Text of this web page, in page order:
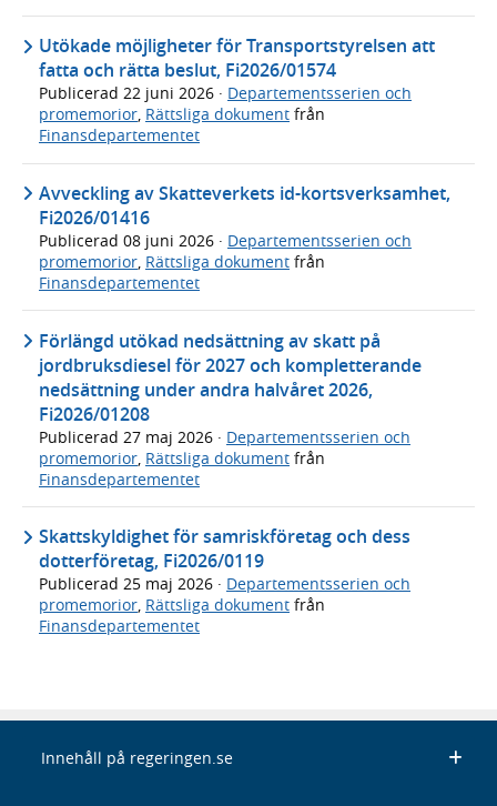
Utökade möjligheter för Transportstyrelsen att
fatta och rätta beslut, Fi2026/01574
Publicerad 22 juni 2026 · Departementsserien och
promemorior, Rättsliga dokument från
Finansdepartementet
Avveckling av Skatteverkets id-kortsverksamhet,
Fi2026/01416
Publicerad 08 juni 2026 · Departementsserien och
promemorior, Rättsliga dokument från
Finansdepartementet
Förlängd utökad nedsättning av skatt på
jordbruksdiesel för 2027 och kompletterande
nedsättning under andra halvåret 2026,
Fi2026/01208
Publicerad 27 maj 2026 · Departementsserien och
promemorior Rättsliga dokument från
Finansdepartementet
Skattskyldighet för samriskföretag och dess
dotterföretag, Fi2026/0119
Publicerad 25 maj 2026 · Departementsserien och
promemorior, Rättsliga dokument från
Finansdepartementet
Innehåll på regeringen.se